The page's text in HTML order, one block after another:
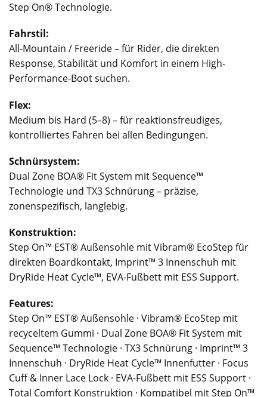
Step On® Technologie.
Fahrstil:
All-Mountain / Freeride – für Rider, die direkten
Response, Stabilität und Komfort in einem High-
Performance-Boot suchen.
Flex:
Medium bis Hard (5–8) – für reaktionsfreudiges,
kontrolliertes Fahren bei allen Bedingungen.
Schnürsystem:
Dual Zone BOA® Fit System mit Sequence™
Technologie und TX3 Schnürung – präzise,
zonenspezifisch, langlebig.
Konstruktion:
Step On™ EST® Außensohle mit Vibram® EcoStep für
direkten Boardkontakt, Imprint™ 3 Innenschuh mit
DryRide Heat Cycle™, EVA-Fußbett mit ESS Support.
Features:
Step On™ EST® Außensohle · Vibram® EcoStep mit
recyceltem Gummi · Dual Zone BOA® Fit System mit
Sequence™ Technologie · TX3 Schnürung · Imprint™ 3
Innenschuh · DryRide Heat Cycle™ Innenfutter · Focus
Cuff & Inner Lace Lock · EVA-Fußbett mit ESS Support ·
Total Comfort Konstruktion · Kompatibel mit Step On™